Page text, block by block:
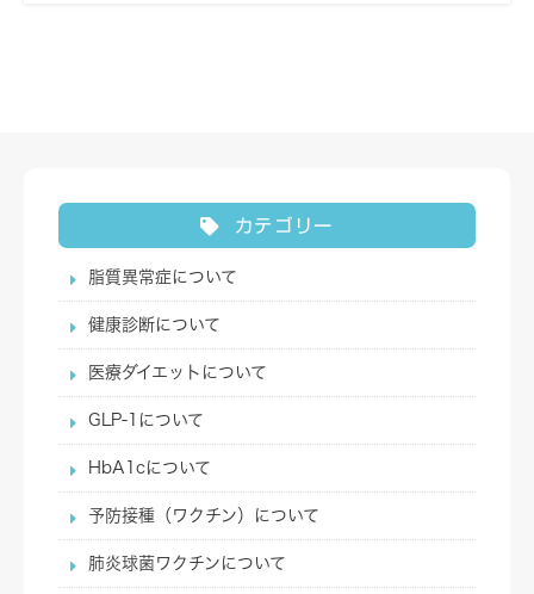
カテゴリー
脂質異常症について
健康診断について
医療ダイエットについて
GLP-1について
HbA1cについて
予防接種（ワクチン）について
肺炎球菌ワクチンについて